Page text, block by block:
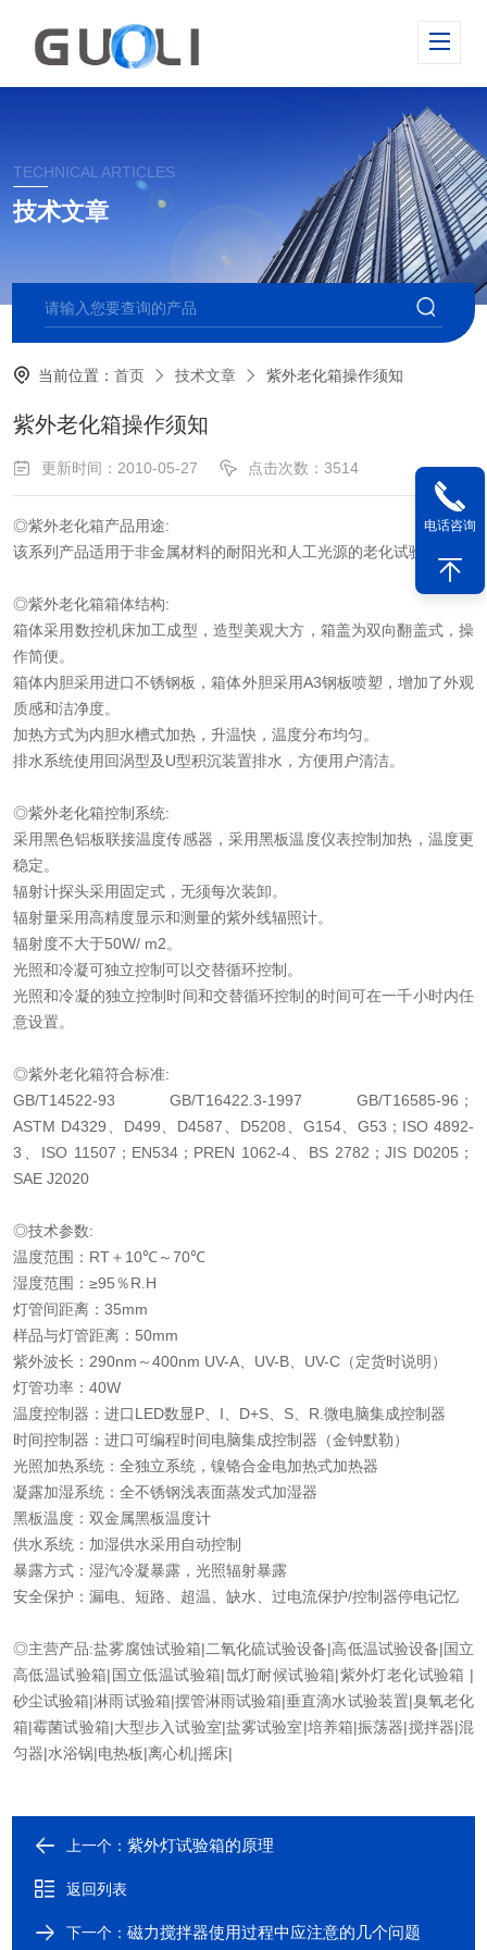
TECHNICAL ARTICLES
技术文章
当前位置：首页 技术文章 紫外老化箱操作须知
紫外老化箱操作须知
更新时间：2010-05-27 点击次数：3514
◎紫外老化箱产品用途:
该系列产品适用于非金属材料的耐阳光和人工光源的老化试验。
◎紫外老化箱箱体结构:
箱体采用数控机床加工成型，造型美观大方，箱盖为双向翻盖式，操
作简便。
箱体内胆采用进口不锈钢板，箱体外胆采用A3钢板喷塑，增加了外观
质感和洁净度。
加热方式为内胆水槽式加热，升温快，温度分布均匀。
排水系统使用回涡型及U型积沉装置排水，方便用户清洁。
◎紫外老化箱控制系统:
采用黑色铝板联接温度传感器，采用黑板温度仪表控制加热，温度更
稳定。
辐射计探头采用固定式，无须每次装卸。
辐射量采用高精度显示和测量的紫外线辐照计。
辐射度不大于50W/ m2。
光照和冷凝可独立控制可以交替循环控制。
光照和冷凝的独立控制时间和交替循环控制的时间可在一千小时内任
意设置。
◎紫外老化箱符合标准:
GB/T14522-93 GB/T16422.3-1997 GB/T16585-96 ；
ASTM D4329
D499 D4587 D5208 G154、G53 ； ISO 4892-
3
ISO 11507 ； EN534； PREN 1062-4、 BS 2782 ；JIS D0205 ；
SAE J2020
◎技术参数:
温度范围： RT＋ 10℃～70℃
湿度范围： ≥95％R.H
灯管间距离： 35mm
样品与灯管距离： 50mm
紫外波长： 290nm ～400nm UV-A UV-B UV-C （定货时说明）
灯管功率： 40W
温度控制器：进口LED数显P I D+S S R. 微电脑集成控制器
时间控制器：进口可编程时间电脑集成控制器（金钟默勒）
光照加热系统：全独立系统，镍铬合金电加热式加热器
凝露加湿系统：全不锈钢浅表面蒸发式加湿器
黑板温度：双金属黑板温度计
供水系统：加湿供水采用自动控制
暴露方式：湿汽冷凝暴露，光照辐射暴露
安全保护：漏电、短路、超温、缺水、过电流保护/控制器停电记忆
◎主营产品:盐雾腐蚀试验箱|二氧化硫试验设备|高低温试验设备|国立
高低温试验箱| 国立低温试验箱|氙灯耐候试验箱|紫外灯老化试验箱 |
砂尘试验箱|淋雨试验箱|摆管淋雨试验箱|垂直滴水试验装置|臭氧老化
箱|霉菌试验箱|大型步入试验室|盐雾试验室|培养箱|振荡器|搅拌器|混
匀器|水浴锅|电热板|离心机|摇床|
上一个：紫外灯试验箱的原理
返回列表
下一个：磁力搅拌器使用过程中应注意的几个问题
电话咨询